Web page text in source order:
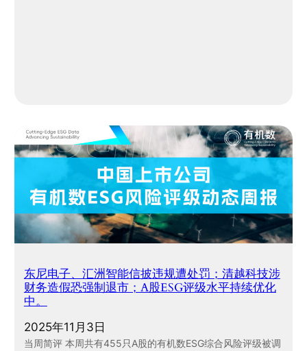
东尼电子、汇洲智能信披违规遭处罚；清越科技涉
财务造假恐强制退市；A股ESG评级水平持续优化
中。
2025年11月3日
当周简评 本周共有455只A股的有机数ESG综合风险评级被调